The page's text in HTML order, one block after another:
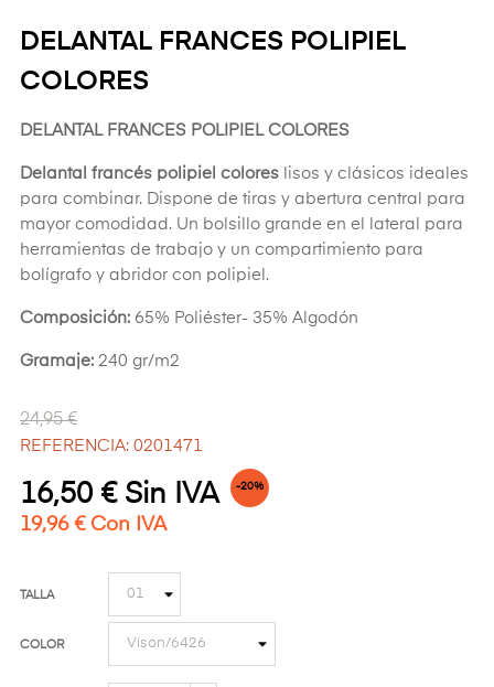
DELANTAL FRANCES POLIPIEL
COLORES
DELANTAL FRANCES POLIPIEL COLORES
Delantal francés polipiel colores lisos y clásicos ideales
para combinar. Dispone de tiras y abertura central para
mayor comodidad. Un bolsillo grande en el lateral para
herramientas de trabajo y un compartimiento para
bolígrafo y abridor con polipiel.
Composición: 65% Poliéster- 35% Algodón
Gramaje: 240 gr/m2
24,95 €
REFERENCIA: 0201471
16,50 € Sin IVA -20%
19,96 € Con IVA
TALLA
COLOR